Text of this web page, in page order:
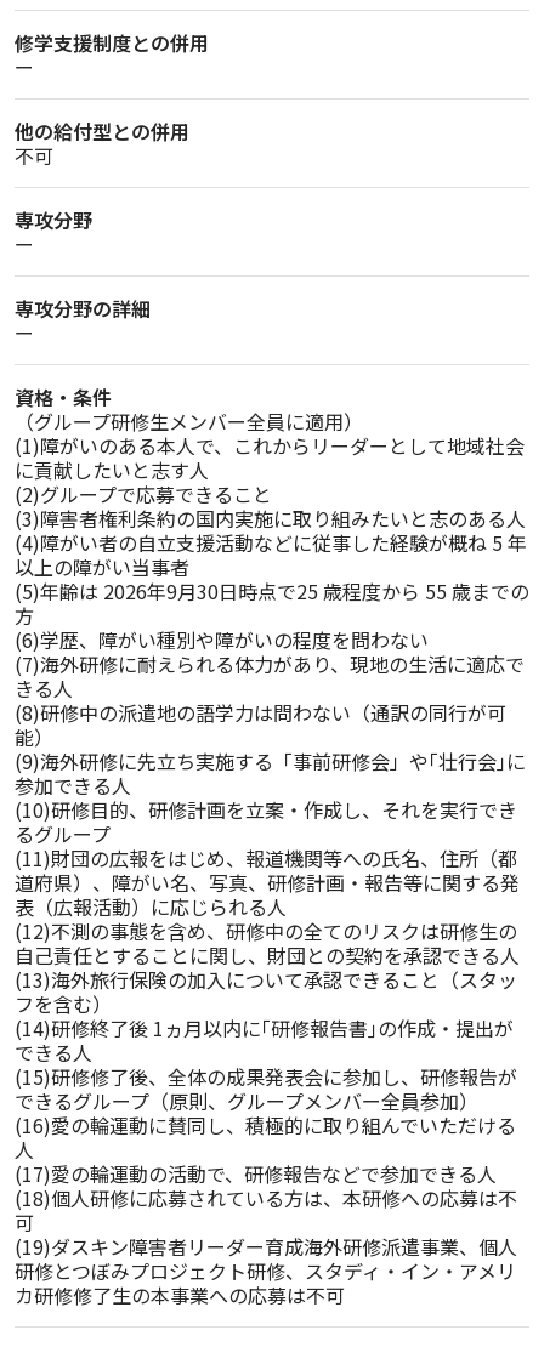
修学支援制度との併用
ー
他の給付型との併用
不可
専攻分野
ー
専攻分野の詳細
ー
資格・条件
（グループ研修生メンバー全員に適用）
(1)障がいのある本人で、これからリーダーとして地域社会
に貢献したいと志す人
(2)グループで応募できること
(3)障害者権利条約の国内実施に取り組みたいと志のある人
(4)障がい者の自立支援活動などに従事した経験が概ね 5 年
以上の障がい当事者
(5)年齢は 2026年9月30日時点で25 歳程度から 55 歳までの
方
(6)学歴、障がい種別や障がいの程度を問わない
(7)海外研修に耐えられる体力があり、現地の生活に適応で
きる人
(8)研修中の派遣地の語学力は問わない（通訳の同行が可
能）
(9)海外研修に先立ち実施する「事前研修会」や｢壮行会｣に
参加できる人
(10)研修目的、研修計画を立案・作成し、それを実行でき
るグループ
(11)財団の広報をはじめ、報道機関等への氏名、住所（都
道府県）、障がい名、写真、研修計画・報告等に関する発
表（広報活動）に応じられる人
(12)不測の事態を含め、研修中の全てのリスクは研修生の
自己責任とすることに関し、財団との契約を承認できる人
(13)海外旅行保険の加入について承認できること（スタッ
フを含む）
(14)研修終了後 1ヵ月以内に｢研修報告書｣の作成・提出が
できる人
(15)研修修了後、全体の成果発表会に参加し、研修報告が
できるグループ（原則、グループメンバー全員参加）
(16)愛の輪運動に賛同し、積極的に取り組んでいただける
人
(17)愛の輪運動の活動で、研修報告などで参加できる人
(18)個人研修に応募されている方は、本研修への応募は不
可
(19)ダスキン障害者リーダー育成海外研修派遣事業、個人
研修とつぼみプロジェクト研修、スタディ・イン・アメリ
カ研修修了生の本事業への応募は不可